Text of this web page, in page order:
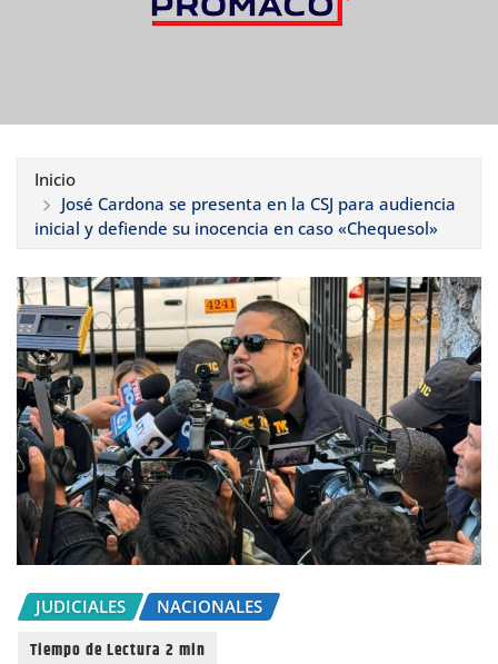
Inicio
José Cardona se presenta en la CSJ para audiencia
inicial y defiende su inocencia en caso «Chequesol»
JUDICIALES NACIONALES